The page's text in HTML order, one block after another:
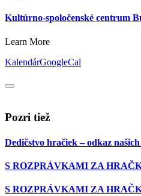
Kultúrno-spoločenské centrum
Learn More
KalendárGoogleCal
Pozri tiež
Dedičstvo hračiek – odkaz
S ROZPRÁVKAMI ZA
S ROZPRÁVKAMI ZA